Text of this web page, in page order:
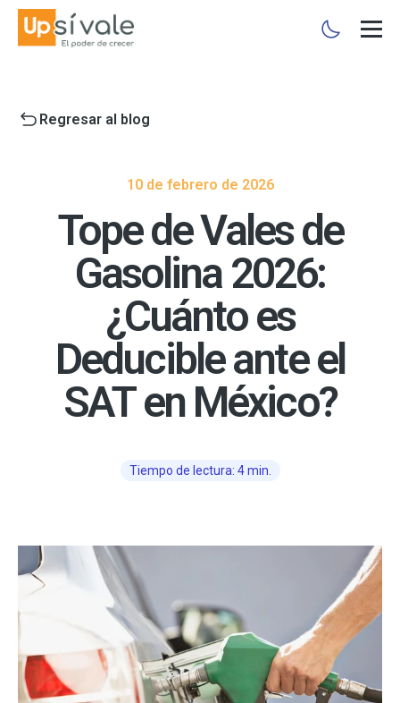
Regresar al blog
10 de febrero de 2026
Tope de Vales de
Gasolina 2026:
¿Cuánto es
Deducible ante el
SAT en México?
Tiempo de lectura: 4 min.